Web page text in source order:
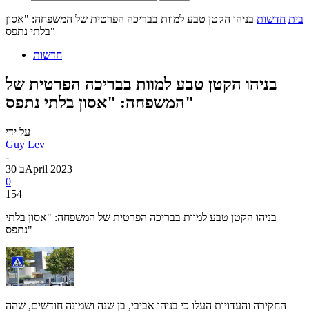
בית חדשות בניהו הקטן טבע למוות בבריכה הפרטית של המשפחה: "אסון
בלתי נתפס"
חדשות
בניהו הקטן טבע למוות בבריכה הפרטית של
המשפחה: "אסון בלתי נתפס"
על ידי
Guy Lev
-
30 בApril 2023
0
154
בניהו הקטן טבע למוות בבריכה הפרטית של המשפחה: "אסון בלתי
נתפס"
החקירה והעדויות העלו כי בניהו אביבי, בן שנה ושמונה חודשים, שהה